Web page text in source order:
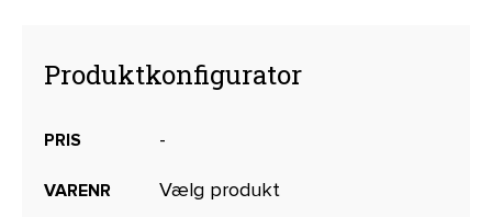
Produktkonfigurator
PRIS -
VARENR Vælg produkt